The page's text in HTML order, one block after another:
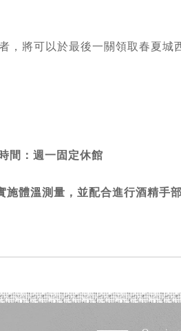
，將可以於最後一關領取春夏城
間：週一固定休館
體溫測量，並配合進行酒精手